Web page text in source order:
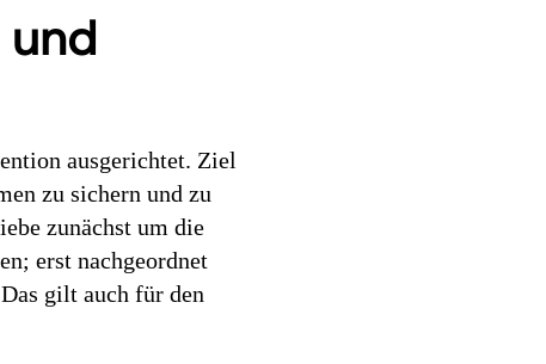
ausgerichtet. Ziel
zu sichern und zu
zunächst um die
erst nachgeordnet
gilt auch für den